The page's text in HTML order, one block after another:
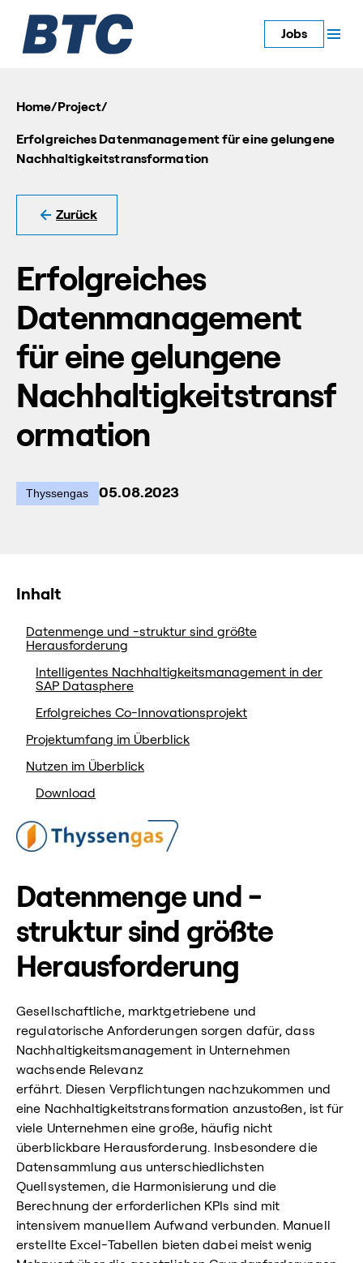
Jobs
Home/ Project/
Erfolgreiches Datenmanagement für eine gelungene
Nachhaltigkeitstransformation
Zurück
Erfolgreiches
Datenmanagement
für eine gelungene
Nachhaltigkeitstransf
ormation
Thyssengas 05.08.2023
Inhalt
Datenmenge und -struktur sind größte
Herausforderung
Intelligentes Nachhaltigkeitsmanagement in der
SAP Datasphere
Erfolgreiches Co-Innovationsprojekt
Projektumfang im Überblick
Nutzen im Überblick
Download
Datenmenge und -
struktur sind größte
Herausforderung
Gesellschaftliche, marktgetriebene und
regulatorische Anforderungen sorgen dafür, dass
Nachhaltigkeitsmanagement in Unternehmen
wachsende Relevanz
erfährt. Diesen Verpflichtungen nachzukommen und
eine Nachhaltigkeitstransformation anzustoßen, ist für
viele Unternehmen eine große, häufig nicht
überblickbare Herausforderung. Insbesondere die
Datensammlung aus unterschiedlichsten
Quellsystemen, die Harmonisierung und die
Berechnung der erforderlichen KPIs sind mit
intensivem manuellem Aufwand verbunden. Manuell
erstellte Excel-Tabellen bieten dabei meist wenig